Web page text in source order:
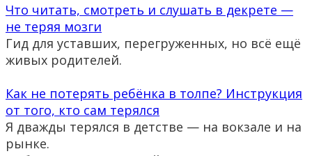
Что читать, смотреть и слушать в декрете —
не теряя мозги
Гид для уставших, перегруженных, но всё ещё
живых родителей.
Как не потерять ребёнка в толпе? Инструкция
от того, кто сам терялся
Я дважды терялся в детстве — на вокзале и на
рынке.